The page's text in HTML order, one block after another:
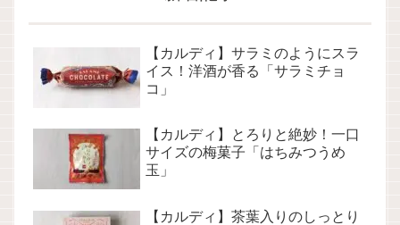
【カルディ】サラミのようにスラ
イス！洋酒が香る「サラミチョ
コ」
【カルディ】とろりと絶妙！一口
サイズの梅菓子「はちみつうめ
玉」
【カルディ】茶葉入りのしっとり